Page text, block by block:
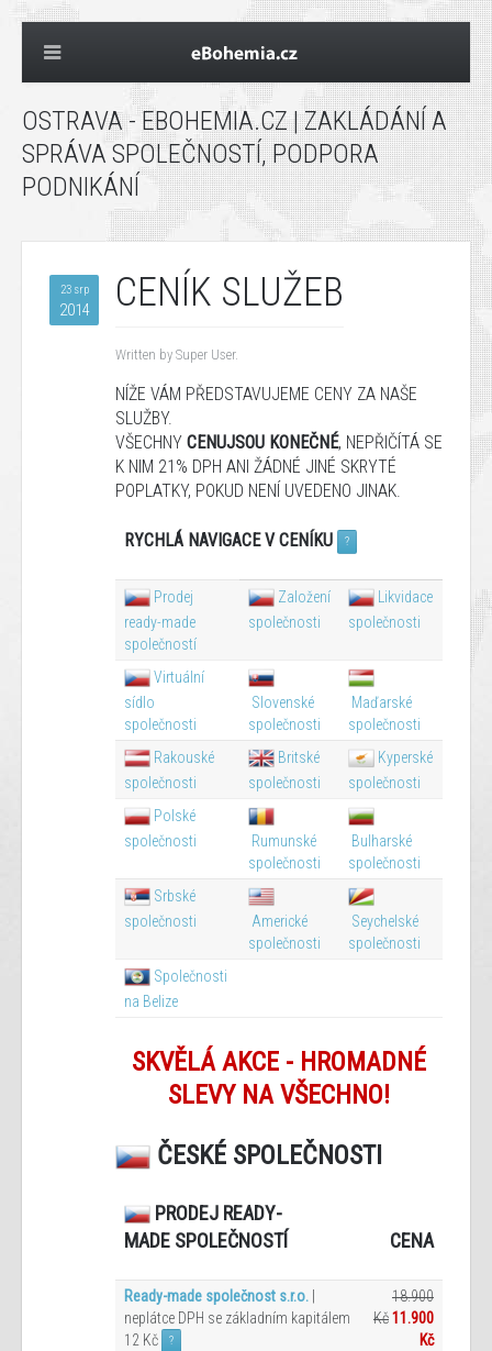
OSTRAVA - EBOHEMIA.CZ | ZAKLÁDÁNÍ A
SPRÁVA SPOLEČNOSTÍ, PODPORA
PODNIKÁNÍ
23 srp
2014 CENÍK SLUŽEB
Written by Super User.
NÍŽE VÁM PŘEDSTAVUJEME CENY ZA NAŠE
SLUŽBY.
VŠECHNY CENUJSOU KONEČNÉ, NEPŘIČÍTÁ SE
K NIM 21% DPH ANI ŽÁDNÉ JINÉ SKRYTÉ
POPLATKY, POKUD NENÍ UVEDENO JINAK.
RYCHLÁ NAVIGACE V CENÍKU ?
Prodej
ready-made
společností
Založení
společnosti
Likvidace
společnosti
Virtuální
sídlo
společnosti
Slovenské
společnosti
Maďarské
společnosti
Rakouské
společnosti
Britské
společnosti
Kyperské
společnosti
Polské
společnosti
Rumunské
společnosti
Bulharské
společnosti
Srbské
společnosti
Americké
společnosti
Seychelské
společnosti
Společnosti
na Belize
SKVĚLÁ AKCE - HROMADNÉ
SLEVY NA VŠECHNO!
ČESKÉ SPOLEČNOSTI
PRODEJ READY-
MADE SPOLEČNOSTÍ
CENA
Ready-made společnost s.r.o.
neplátce DPH se základním kapitálem
12 Kč
?
18.900
Kč11.900
Kč